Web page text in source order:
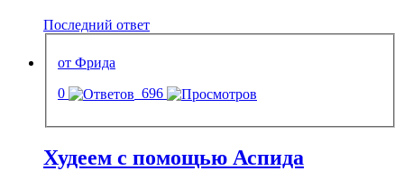
Последний ответ
от Фрида
0
696
Худеем с помощью Аспида